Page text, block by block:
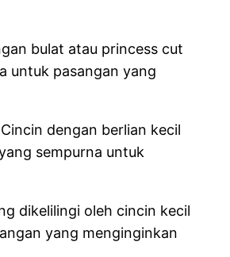
bulat atau princess cut
untuk pasangan yang
dengan berlian kecil
sempurna untuk
dikelilingi oleh cincin kecil
yang menginginkan